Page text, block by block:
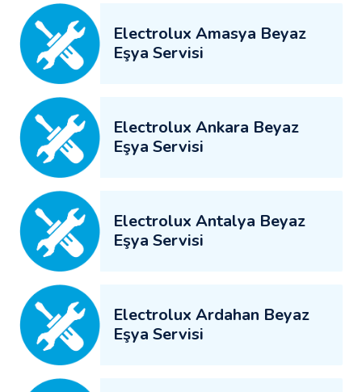
Electrolux Amasya Beyaz
Eşya Servisi
Electrolux Ankara Beyaz
Eşya Servisi
Electrolux Antalya Beyaz
Eşya Servisi
Electrolux Ardahan Beyaz
Eşya Servisi